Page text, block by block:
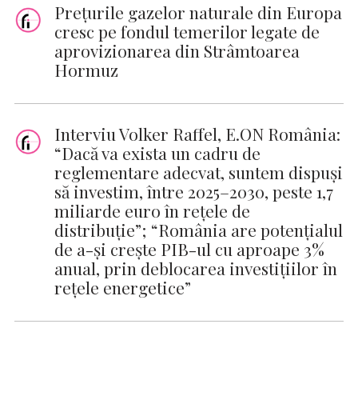
Prețurile gazelor naturale din Europa
cresc pe fondul temerilor legate de
aprovizionarea din Strâmtoarea
Hormuz
Interviu Volker Raffel, E.ON România:
“Dacă va exista un cadru de
reglementare adecvat, suntem dispuși
să investim, între 2025–2030, peste 1,7
miliarde euro în rețele de
distribuție”; “România are potențialul
de a-și crește PIB-ul cu aproape 3%
anual, prin deblocarea investițiilor în
rețele energetice”